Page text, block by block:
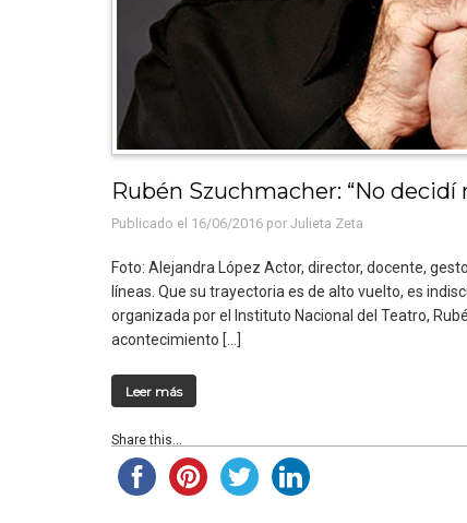
Rubén Szuchmacher: “No
Publicado el 16/06/2016 por Julieta Zeta
Foto: Alejandra López Actor, director, docente,
líneas. Que su trayectoria es de alto vuelto, es
organizada por el Instituto Nacional del Teatro,
acontecimiento […]
Leer más
Share this...